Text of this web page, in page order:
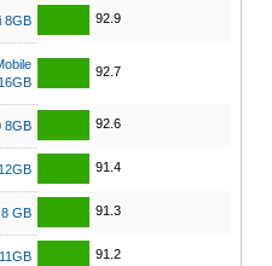
8GB 92.9
16GB
92.7
8GB 92.6
91.4
GB 91.3
91.2